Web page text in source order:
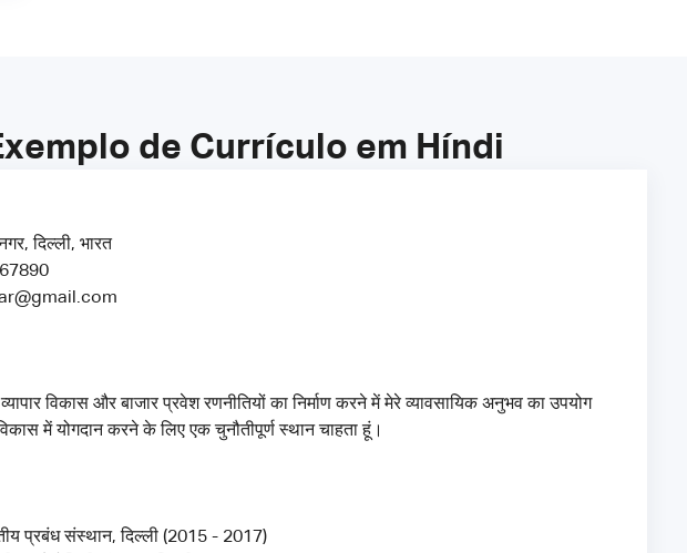
de Currículo em Híndi
दिल्ली, भारत
विकास और बाजार प्रवेश रणनीतियों का निर्माण करने में मेरे व्यावसायिक अनुभव का उपयोग
में योगदान करने के लिए एक चुनौतीपूर्ण स्थान चाहता हूं।
प्रबंध संस्थान, दिल्ली (2015 - 2017)